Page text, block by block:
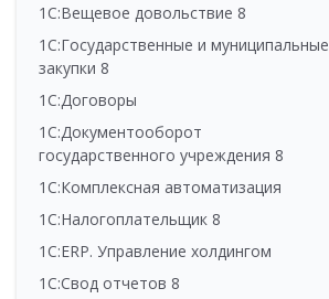
1С:Вещевое довольствие 8
1С:Государственные и муниципальные
закупки 8
1С:Договоры
1С:Документооборот
государственного учреждения 8
1С:Комплексная автоматизация
1С:Налогоплательщик 8
1С:ERP. Управление холдингом
1С:Свод отчетов 8